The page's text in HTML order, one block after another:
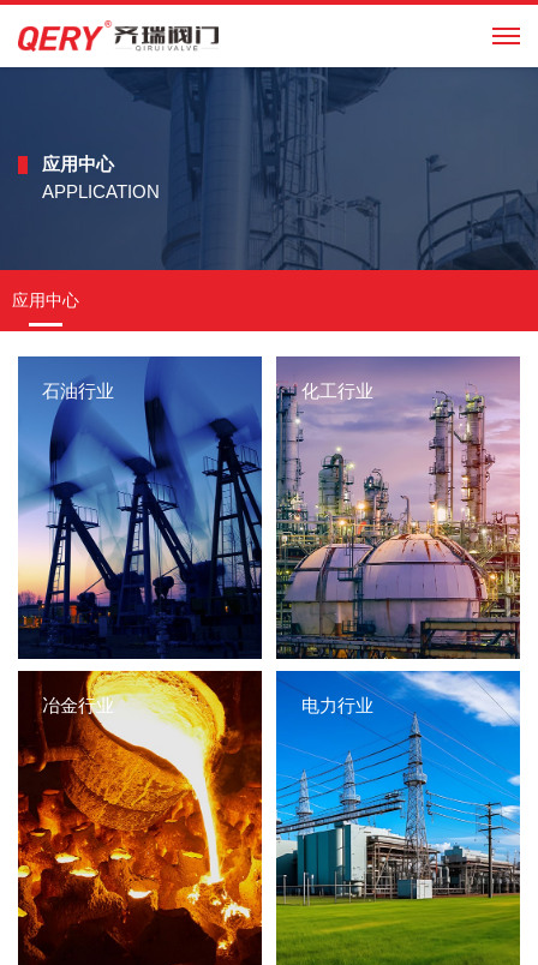
应用中心
APPLICATION
应用中心
石油行业 化工行业
冶金行业 电力行业